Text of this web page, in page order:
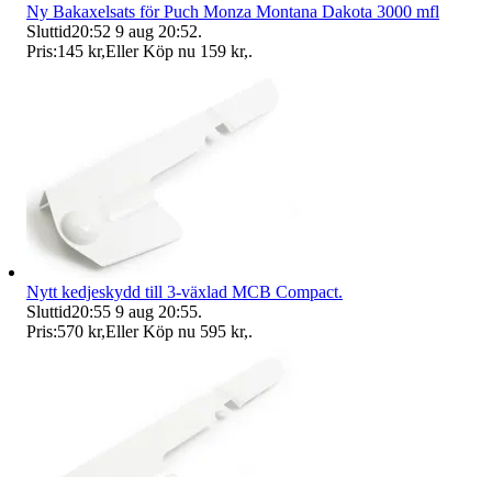
Ny Bakaxelsats för Puch Monza Montana Dakota 3000 mfl
Sluttid20:52 9 aug 20:52.
Pris:145 kr,Eller Köp nu 159 kr,.
Nytt kedjeskydd till 3-växlad MCB Compact.
Sluttid20:55 9 aug 20:55.
Pris:570 kr,Eller Köp nu 595 kr,.